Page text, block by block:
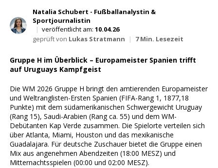
Wett Tipps für Heute
Natalia Schubert - Fußballanalystin &
Sportjournalistin
| veröffentlicht am: 10.04.26
geprüft von Lukas Stratmann | 7 Min. Lesezeit
Gruppe H im Überblick – Europameister Spanien trifft
auf Uruguays Kampfgeist
Die WM 2026 Gruppe H bringt den amtierenden Europameister
und Weltranglisten-Ersten Spanien (FIFA-Rang 1, 1877,18
Punkte) mit dem südamerikanischen Schwergewicht Uruguay
(Rang 15), Saudi-Arabien (Rang ca. 55) und dem WM-
Debütanten Kap Verde zusammen. Die Spielorte verteilen sich
über Atlanta, Miami, Houston und das mexikanische
Guadalajara. Für deutsche Zuschauer bietet die Gruppe einen
Mix aus angenehmen Abendzeiten (18:00 MESZ) und
Mitternachtsspielen (00:00 und 02:00 MESZ).